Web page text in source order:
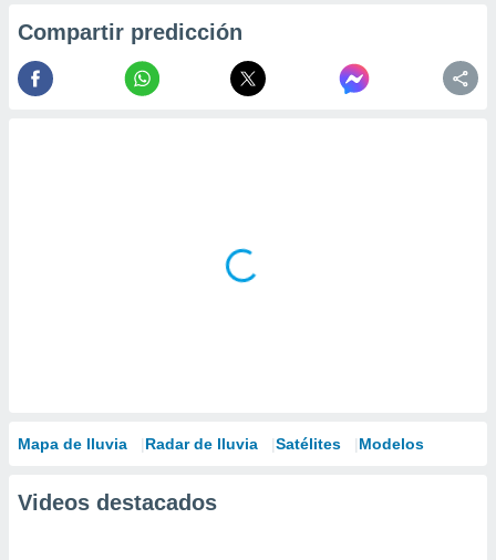
Compartir predicción
Mapa de lluvia Radar de lluvia Satélites Modelos
Videos destacados